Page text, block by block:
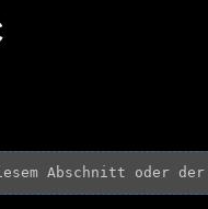
Abschnitt oder